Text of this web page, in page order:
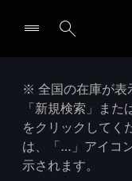
※ 全国の在庫が表
「新規検索」また
をクリックしてく
は、「…」アイコ
示されます。